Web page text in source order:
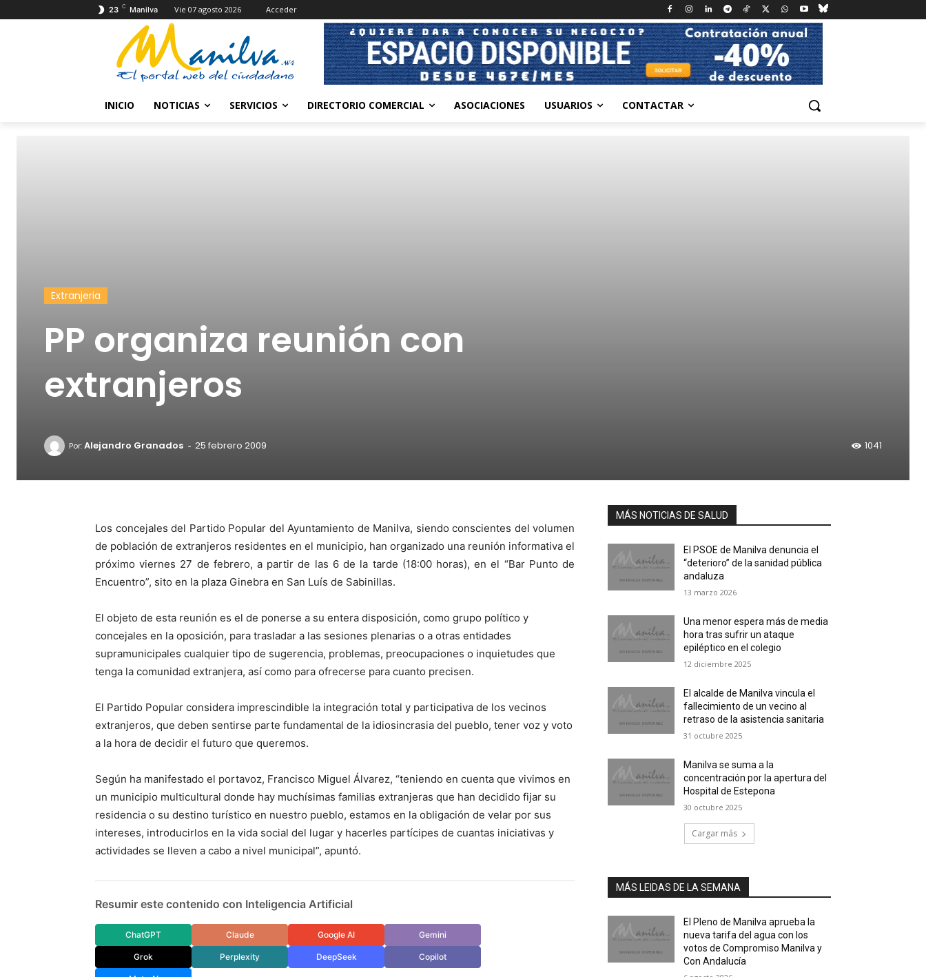
23 C Manilva Vie 07 agosto 2026 Acceder
INICIO NOTICIAS SERVICIOS DIRECTORIO COMERCIAL ASOCIACIONES USUARIOS CONTACTAR
Extranjeria
PP organiza reunión con
extranjeros
Por:Alejandro Granados - 25 febrero 2009 1041
Los concejales del Partido Popular del Ayuntamiento de Manilva, siendo conscientes del volumen
de población de extranjeros residentes en el municipio, han organizado una reunión informativa el
próximo viernes 27 de febrero, a partir de las 6 de la tarde (18:00 horas), en el “Bar Punto de
Encuentro”, sito en la plaza Ginebra en San Luís de Sabinillas.
El objeto de esta reunión es el de ponerse a su entera disposición, como grupo político y
concejales en la oposición, para trasladar a las sesiones plenarias o a otras entidades
supramunicipales cualquier tipo de sugerencia, problemas, preocupaciones o inquietudes que
tenga la comunidad extranjera, así como para ofrecerse para cuanto precisen.
El Partido Popular considera imprescindible la integración total y participativa de los vecinos
extranjeros, que deben sentirse parte fundamental de la idiosincrasia del pueblo, tener voz y voto
a la hora de decidir el futuro que queremos.
Según ha manifestado el portavoz, Francisco Miguel Álvarez, “teniendo en cuenta que vivimos en
un municipio multicultural donde hay muchísimas familias extranjeras que han decidido fijar su
residencia o su destino turístico en nuestro pueblo, estamos en la obligación de velar por sus
intereses, introducirlos en la vida social del lugar y hacerles partícipes de cuantas iniciativas y
actividades se lleven a cabo a nivel municipal”, apuntó.
Resumir este contenido con Inteligencia Artificial
ChatGPT Claude Google AI Gemini
Grok Perplexity DeepSeek Copilot
MÁS NOTICIAS DE SALUD
El PSOE de Manilva denuncia el
“deterioro” de la sanidad pública
andaluza
13 marzo 2026
Una menor espera más de media
hora tras sufrir un ataque
epiléptico en el colegio
12 diciembre 2025
El alcalde de Manilva vincula el
fallecimiento de un vecino al
retraso de la asistencia sanitaria
31 octubre 2025
Manilva se suma a la
concentración por la apertura del
Hospital de Estepona
30 octubre 2025
Cargar más
MÁS LEIDAS DE LA SEMANA
El Pleno de Manilva aprueba la
nueva tarifa del agua con los
votos de Compromiso Manilva y
Con Andalucía